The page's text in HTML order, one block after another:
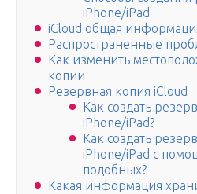
iPhone/iPad
iCloud общая
Распространенные
Как изменить
копии
Резервная копия iCloud
Как создать
iPhone/iPad?
Как создать
iPhone/iPad с
подобных?
Какая информация